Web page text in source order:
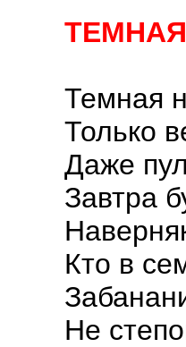
Темная
Только
Даже
Завтра
Кто в
Не